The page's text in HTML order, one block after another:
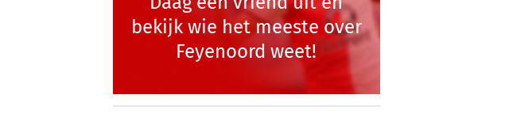
bekijk wie het meeste over
Feyenoord weet!